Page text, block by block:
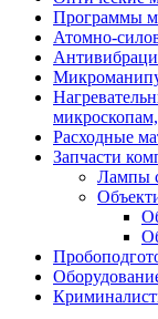
Программы
Атомно-
Расходные
Запчасти
Лампы